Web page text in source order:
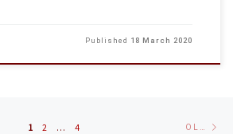
Published 18 March 2020
1 2 … 4 OLDER POSTS